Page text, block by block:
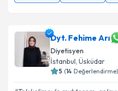
Dyt. Fehime Arı
Diyetisyen
İstanbul, Üsküdar
5 (14 Değerlendirme)